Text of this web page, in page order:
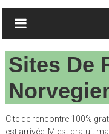
Sites De
Cite de rencontre 100%
est arrivée. M est gratuit